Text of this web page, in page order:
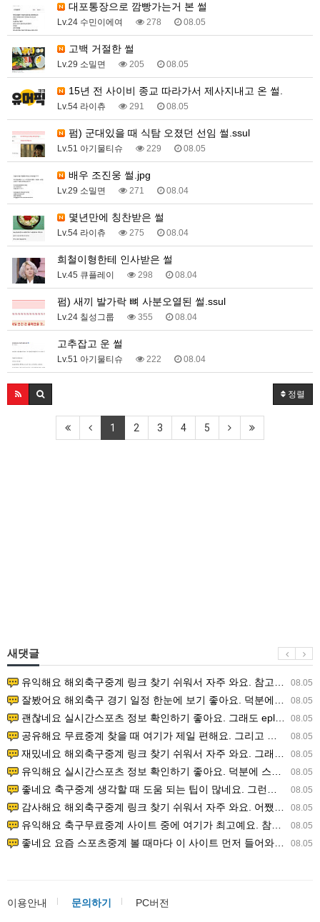
대포통장으로 깜빵가는거 본 썰
Lv.24 수민이에여 278 08.05
고백 거절한 썰
Lv.29 소밀면 205 08.05
15년 전 사이비 종교 따라가서 제사지내고 온 썰.
Lv.54 라이츄 291 08.05
펌) 군대있을 때 식탐 오졌던 선임 썰.ssul
Lv.51 아기물티슈 229 08.05
배우 조진웅 썰.jpg
Lv.29 소밀면 271 08.04
몇년만에 칭찬받은 썰
Lv.54 라이츄 275 08.04
희철이형한테 인사받은 썰
Lv.45 큐플레이 298 08.04
펌) 새끼 발가락 뼈 사분오열된 썰.ssul
Lv.24 칠성그룹 355 08.04
고추잡고 운 썰
Lv.51 아기물티슈 222 08.04
정렬
1 2 3 4 5
새댓글
08.05
유익해요 해외축구중계 링크 찾기 쉬워서 자주 와요. 참고로 무료스포츠중계 정보 확인할 때 출처 꼭 체크해요.…
08.05
잘봤어요 해외축구 경기 일정 한눈에 보기 좋아요. 덕분에 epl중계 볼 때 공식 중계 채널 먼저 찾아봐요. …
08.05
괜찮네요 실시간스포츠 정보 확인하기 좋아요. 그래도 epl중계 볼 때 공식 중계 채널 먼저 찾아봐요. 북마크…
08.05
공유해요 무료중계 찾을 때 여기가 제일 편해요. 그리고 무료스포츠중계 정보 확인할 때 출처 꼭 체크해요. 앞…
08.05
재밌네요 해외축구중계 링크 찾기 쉬워서 자주 와요. 그래서 해외축구중계도 정식 서비스로 봐야 안전해요. 다음…
08.05
유익해요 실시간스포츠 정보 확인하기 좋아요. 덕분에 스포츠중계는 합법적인 경로로만 시청하려 해요. 좋은 정보…
08.05
좋네요 축구중계 생각할 때 도움 되는 팁이 많네요. 그런데 해외축구중계도 정식 서비스로 봐야 안전해요. 다음…
08.05
감사해요 해외축구중계 링크 찾기 쉬워서 자주 와요. 어쨌든 축구무료중계도 합법적인 곳에서 봐야 마음 편해요.…
08.05
유익해요 축구무료중계 사이트 중에 여기가 최고예요. 참고로 축구무료중계도 합법적인 곳에서 봐야 마음 편해요.…
08.05
좋네요 요즘 스포츠중계 볼 때마다 이 사이트 먼저 들어와요. 그나저나 epl중계 볼 때 공식 중계 채널 먼저…
이용안내 문의하기 PC버전